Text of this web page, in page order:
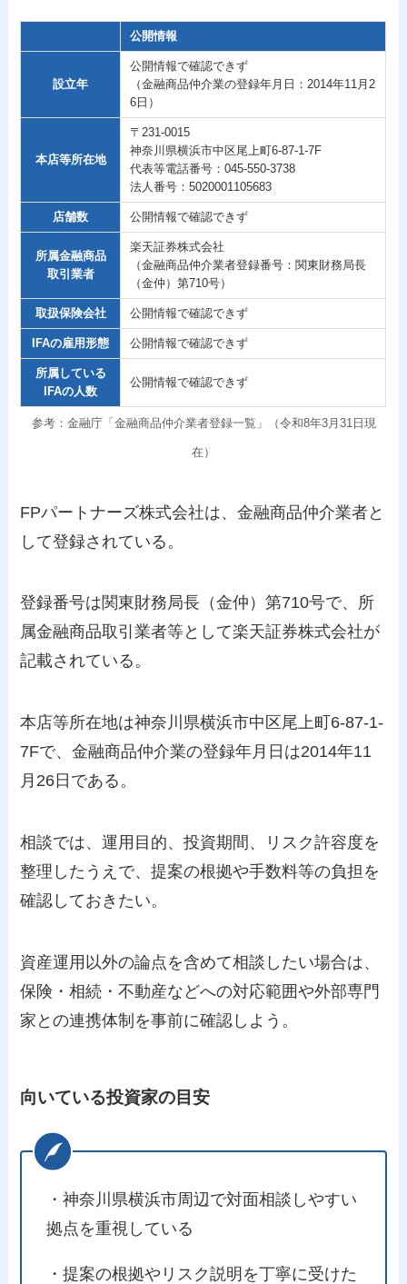
公開情報
設立年
公開情報で確認できず
（金融商品仲介業の登録年月日：2014年11月2
6日）
本店等所在地
〒231-0015
神奈川県横浜市中区尾上町6-87-1-7F
代表等電話番号：045-550-3738
法人番号：5020001105683
店舗数 公開情報で確認できず
所属金融商品
取引業者
楽天証券株式会社
（金融商品仲介業者登録番号：関東財務局長
（金仲）第710号）
取扱保険会社 公開情報で確認できず
IFAの雇用形態 公開情報で確認できず
所属している
IFAの人数
公開情報で確認できず
参考：金融庁「金融商品仲介業者登録一覧」（令和8年3月31日現
在）
FPパートナーズ株式会社は、金融商品仲介業者と
して登録されている。
登録番号は関東財務局長（金仲）第710号で、所
属金融商品取引業者等として楽天証券株式会社が
記載されている。
本店等所在地は神奈川県横浜市中区尾上町6-87-1-
7Fで、金融商品仲介業の登録年月日は2014年11
月26日である。
相談では、運用目的、投資期間、リスク許容度を
整理したうえで、提案の根拠や手数料等の負担を
確認しておきたい。
資産運用以外の論点を含めて相談したい場合は、
保険・相続・不動産などへの対応範囲や外部専門
家との連携体制を事前に確認しよう。
向いている投資家の目安
・神奈川県横浜市周辺で対面相談しやすい
拠点を重視している
・提案の根拠やリスク説明を丁寧に受けた